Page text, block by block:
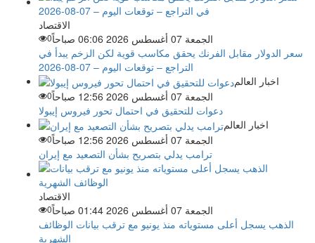
الاقتصاد
الجمعة 07 أغسطس 2026 06:06 صباحاً
0
سعر الدولار مقابل الفرنك يحقق مكاسب قوية لكن الزخم يبدأ في
التراجع – توقعات اليوم – 07-08-2026
اخبار العالم
الجمعة 07 أغسطس 2026 12:56 صباحاً
0
دعوات للتحقيق في احتمال تحور فيروس إيبولا
اخبار العالم
الجمعة 07 أغسطس 2026 12:56 صباحاً
0
ترامب يدلي بتصريح بشأن التصعيد مع إيران
الاقتصاد
الجمعة 07 أغسطس 2026 01:44 صباحاً
0
الذهب يسجل أعلى مستوياته منذ يونيو مع ترقب بيانات الوظائف
الشهرية